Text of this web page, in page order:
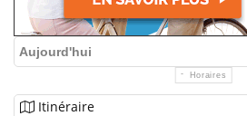
Aujourd'hui
Horaires
Itinéraire